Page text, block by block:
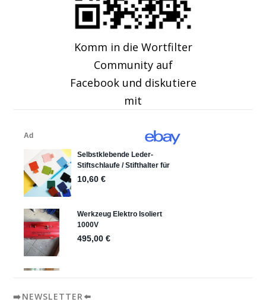
Komm in die Wortfilter
Community auf
Facebook und diskutiere
mit
➡️NEWSLETTER⬅️